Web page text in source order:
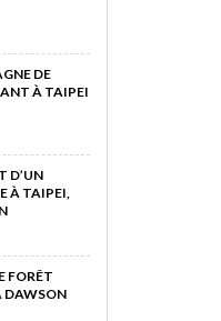
DE
À TAIPEI
D’UN
À TAIPEI,
FORÊT
DAWSON